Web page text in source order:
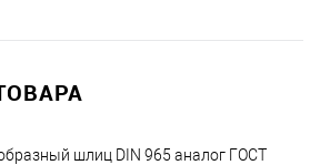
шлиц DIN 965 аналог ГОСТ